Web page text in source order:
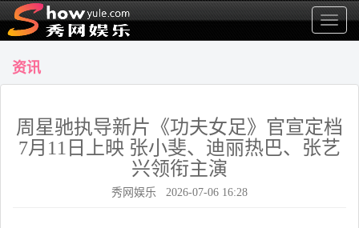
显
示
资讯
周星驰执导新片《功夫女足》官宣定档
7月11日上映 张小斐、迪丽热巴、张艺
兴领衔主演
秀网娱乐 2026-07-06 16:28